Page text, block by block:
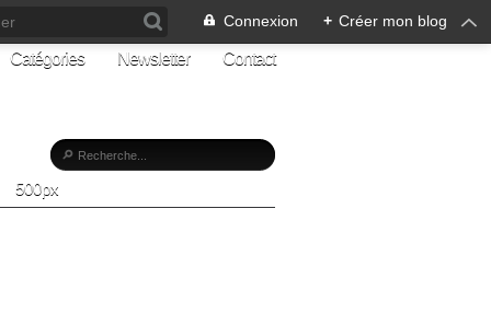
Connexion + Créer mon blog
Catégories Newsletter Contact
500px